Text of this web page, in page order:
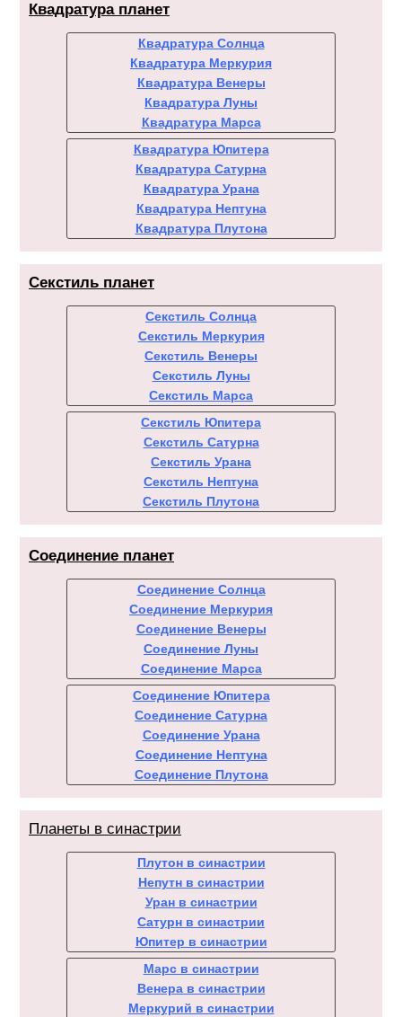
Квадратура планет
Квадратура Солнца
Квадратура Меркурия
Квадратура Венеры
Квадратура Луны
Квадратура Марса
Квадратура Юпитера
Квадратура Сатурна
Квадратура Урана
Квадратура Нептуна
Квадратура Плутона
Секстиль планет
Секстиль Солнца
Секстиль Меркурия
Секстиль Венеры
Секстиль Луны
Секстиль Марса
Секстиль Юпитера
Секстиль Сатурна
Секстиль Урана
Секстиль Нептуна
Секстиль Плутона
Соединение планет
Соединение Солнца
Соединение Меркурия
Соединение Венеры
Соединение Луны
Соединение Марса
Соединение Юпитера
Соединение Сатурна
Соединение Урана
Соединение Нептуна
Соединение Плутона
Планеты в синастрии
Плутон в синастрии
Непутн в синастрии
Уран в синастрии
Сатурн в синастрии
Юпитер в синастрии
Марс в синастрии
Венера в синастрии
Меркурий в синастрии